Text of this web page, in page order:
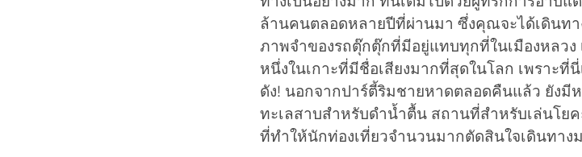
ล้านคนตลอดหลายปีที่ผ่านมา ซึ่งคุณจะได้เดินทา
ภาพจำของรถตุ๊กตุ๊กที่มีอยู่แทบทุกที่ในเมืองหลวง
หนึ่งในเกาะที่มีชื่อเสียงมากที่สุดในโลก เพราะ
ดัง! นอกจากปาร์ตี้ริมชายหาดตลอดคืนแล้ว ยังมี
ทะเลสาบสำหรับดำน้ำตื้น สถานที่สำหรับเล่นโย
ที่ทำให้นักท่องเที่ยวจำนวนมากตัดสินใจเดินทาง